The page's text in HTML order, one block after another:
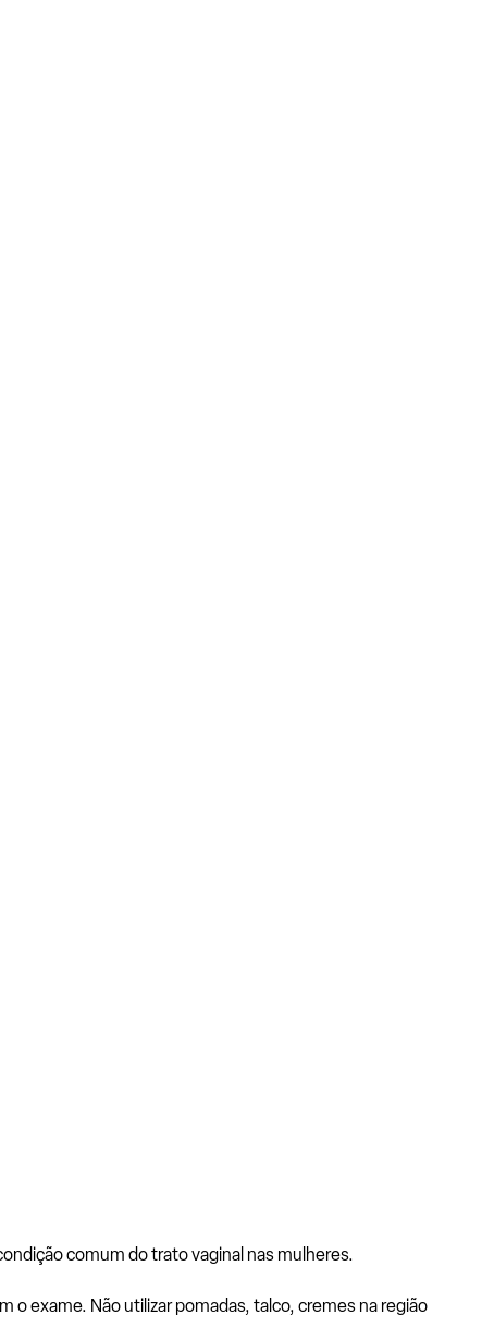
comum do trato vaginal nas mulheres.
o exame. Não utilizar pomadas, talco, cremes na região